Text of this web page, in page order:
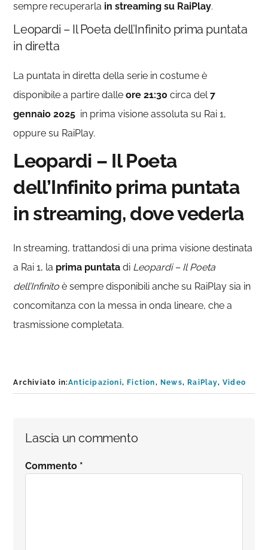
sempre recuperarla in streaming su RaiPlay.
Leopardi – Il Poeta dell’Infinito prima puntata
in diretta
La puntata in diretta della serie in costume è
disponibile a partire dalleore 21:30 circa del7
gennaio 2025 in prima visione assoluta su Rai 1,
oppure su RaiPlay.
Leopardi – Il Poeta
dell’Infinito prima puntata
in streaming, dove vederla
In streaming, trattandosi di una prima visione destinata
a Rai 1, la prima puntata di Leopardi – Il Poeta
dell’Infinito è sempre disponibili anche su RaiPlay sia in
concomitanza con la messa in onda lineare, che a
trasmissione completata.
Archiviato in:Anticipazioni, Fiction, News, RaiPlay,Video
Interazioni
del
Lascia un commento
Commento *